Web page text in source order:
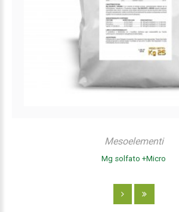
Mesoelementi
Mg solfato +Micro